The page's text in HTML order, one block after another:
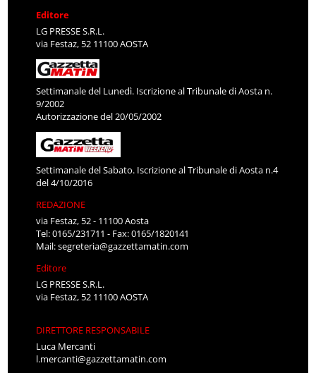
Editore
LG PRESSE S.R.L.
via Festaz, 52 11100 AOSTA
Settimanale del Lunedì. Iscrizione al Tribunale di Aosta n.
9/2002
Autorizzazione del 20/05/2002
Settimanale del Sabato. Iscrizione al Tribunale di Aosta n.4
del 4/10/2016
REDAZIONE
via Festaz, 52 - 11100 Aosta
Tel: 0165/231711 - Fax: 0165/1820141
Mail:segreteria@gazzettamatin.com
Editore
LG PRESSE S.R.L.
via Festaz, 52 11100 AOSTA
DIRETTORE RESPONSABILE
Luca Mercanti
l.mercanti@gazzettamatin.com